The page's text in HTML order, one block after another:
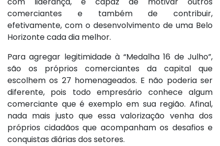
comerciantes e também de contribuir,
efetivamente, com o desenvolvimento de uma Belo
Horizonte cada dia melhor.
Para agregar legitimidade à “Medalha 16 de Julho”,
são os próprios comerciantes da capital que
escolhem os 27 homenageados. E não poderia ser
diferente, pois todo empresário conhece algum
comerciante que é exemplo em sua região. Afinal,
nada mais justo que essa valorização venha dos
próprios cidadãos que acompanham os desafios e
conquistas diárias dos setores.